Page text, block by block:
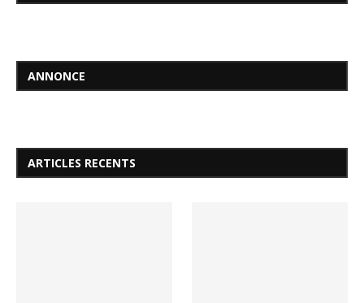
ANNONCE
ARTICLES RECENTS